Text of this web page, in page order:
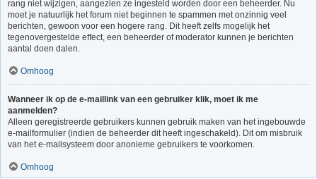
rang niet wijzigen, aangezien ze ingesteld worden door een beheerder. Nu
moet je natuurlijk het forum niet beginnen te spammen met onzinnig veel
berichten, gewoon voor een hogere rang. Dit heeft zelfs mogelijk het
tegenovergestelde effect, een beheerder of moderator kunnen je berichten
aantal doen dalen.
Omhoog
Wanneer ik op de e-maillink van een gebruiker klik, moet ik me
aanmelden?
Alleen geregistreerde gebruikers kunnen gebruik maken van het ingebouwde
e-mailformulier (indien de beheerder dit heeft ingeschakeld). Dit om misbruik
van het e-mailsysteem door anonieme gebruikers te voorkomen.
Omhoog